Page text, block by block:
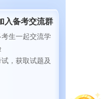
入备考交流群
生一起交流学
，获取试题及